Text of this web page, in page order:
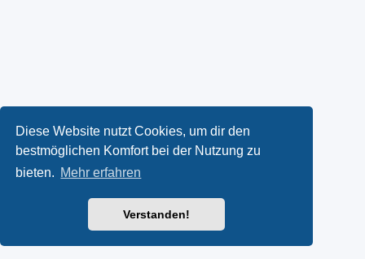
Diese Website nutzt Cookies, um dir den
bestmöglichen Komfort bei der Nutzung zu
bieten. Mehr erfahren
Verstanden!